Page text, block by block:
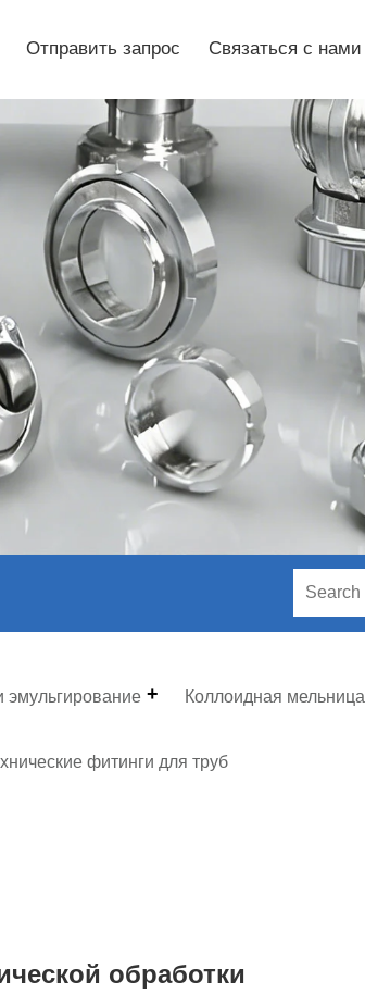
Отправить запрос Связаться с нами
Коллоидная мельница
фитинги для труб
обработки